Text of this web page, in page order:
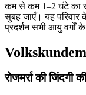
कम से कम 1–2 घंटे का
सुबह जाएँ। यह परिवार
प्रदर्शन सभी आयु वर्गों
रोजमर्रा की